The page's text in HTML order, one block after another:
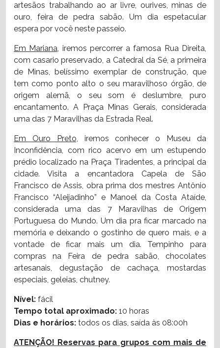
artesãos trabalhando ao ar livre, ourives, minas de
ouro, feira de pedra sabão. Um dia espetacular
espera por você neste passeio.
Em Mariana, iremos percorrer a famosa Rua Direita,
com casario preservado, a Catedral da Sé, a primeira
de Minas, belíssimo exemplar de construção, que
tem como ponto alto o seu maravilhoso órgão, de
origem alemã, o seu som é deslumbre, puro
encantamento. A Praça Minas Gerais, considerada
uma das 7 Maravilhas da Estrada Real.
Em Ouro Preto, iremos conhecer o Museu da
Inconfidência, com rico acervo em um estupendo
prédio localizado na Praça Tiradentes, a principal da
cidade. Visita a encantadora Capela de São
Francisco de Assis, obra prima dos mestres Antônio
Francisco “Aleijadinho” e Manoel da Costa Ataíde,
considerada uma das 7 Maravilhas de Origem
Portuguesa do Mundo. Um dia pra ficar marcado na
memória e deixando o gostinho de quero mais, e a
vontade de ficar mais um dia. Tempinho para
compras na Feira de pedra sabão, chocolates
artesanais, degustação de cachaça, mostardas
especiais, geleias, chutney.
Nível: fácil
Tempo total aproximado: 10 horas
Dias e horários: todos os dias, saída às 08:00h
ATENÇÃO! Reservas para grupos com mais de